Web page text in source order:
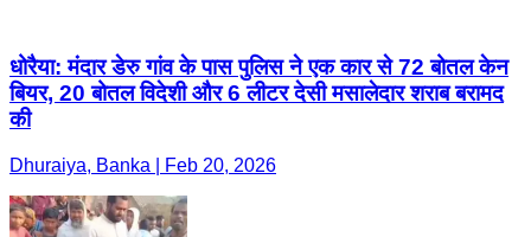
धोरैया: मंदार डेरु गांव के पास पुलिस ने एक कार से 72 बोतल केन
बियर, 20 बोतल विदेशी और 6 लीटर देसी मसालेदार शराब बरामद
की
Dhuraiya, Banka | Feb 20, 2026